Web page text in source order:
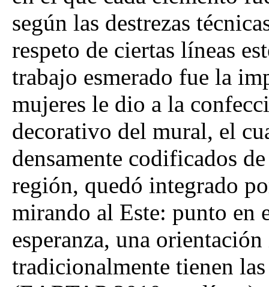
según las destrezas
respeto de ciertas líneas
trabajo esmerado fue la
mujeres le dio a la
decorativo del mural, el
densamente codificados
región, quedó integrado
mirando al Este: punto en
esperanza, una
tradicionalmente tienen